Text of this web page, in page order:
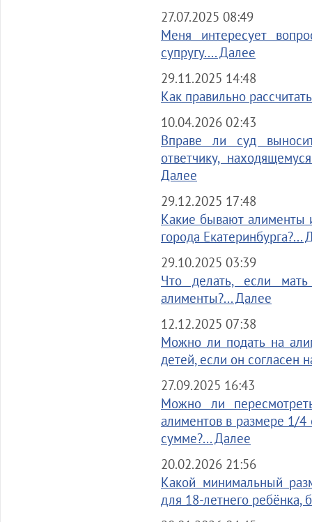
27.07.2025 08:49
Меня интересует
супругу.... Далее
29.11.2025 14:48
Как правильно
10.04.2026 02:43
Вправе ли суд
ответчику,
Далее
29.12.2025 17:48
Какие бывают алименты
города Екатеринбурга?...
29.10.2025 03:39
Что делать, если мать
алименты?... Далее
12.12.2025 07:38
Можно ли подать на
детей, если он согласен
27.09.2025 16:43
Можно ли
алиментов в размере 1/
сумме?... Далее
20.02.2026 21:56
Какой минимальный
для 18-летнего ребёнка,